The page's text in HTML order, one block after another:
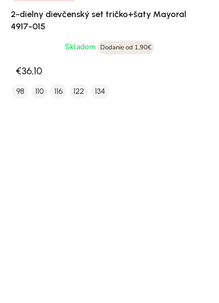
2-dielny dievčenský set tričko+šaty Mayoral
4917-015
Skladom
Dodanie od 1,90€
€36,10
98 110 116 122 134